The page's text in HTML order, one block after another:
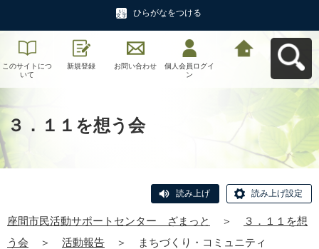
ひらがなをつける
このサイトにつ
いて
新規登録 お問い合わせ
個人会員ログイ
ン
３．１１を想う会
読み上げ 読み上げ設定
座間市民活動サポートセンター ざまっと ＞
３．１１を想
う会
＞ 活動報告 ＞ まちづくり・コミュニティ